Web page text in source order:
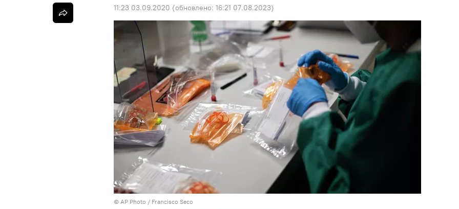
11:23 03.09.2020 (обновлено: 16:21 07.08.2023)
© AP Photo / Francisco Seco